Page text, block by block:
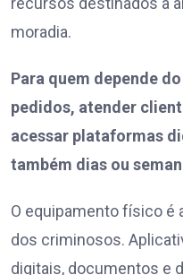
moradia.
Para quem depende
pedidos, atender
acessar plataformas
também dias ou
O equipamento físico é
dos criminosos.
digitais, documentos e